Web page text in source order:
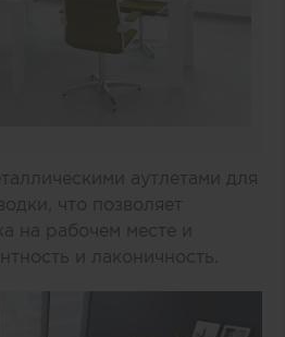
аутлетами для
что позволяет
на рабочем месте и
и лаконичность.